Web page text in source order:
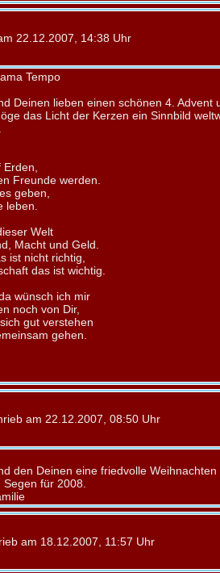
22.12.2007, 14:38 Uhr
Tempo
Deinen lieben einen schönen 4. Advent
das Licht der Kerzen ein Sinnbild
Freunde werden.
geben,
leben.
Welt
Macht und Geld.
ist nicht richtig,
das ist wichtig.
wünsch ich mir
noch von Dir,
gut verstehen
gehen.
am 22.12.2007, 08:50 Uhr
den Deinen eine friedvolle Weihnachten
für 2008.
am 18.12.2007, 11:57 Uhr